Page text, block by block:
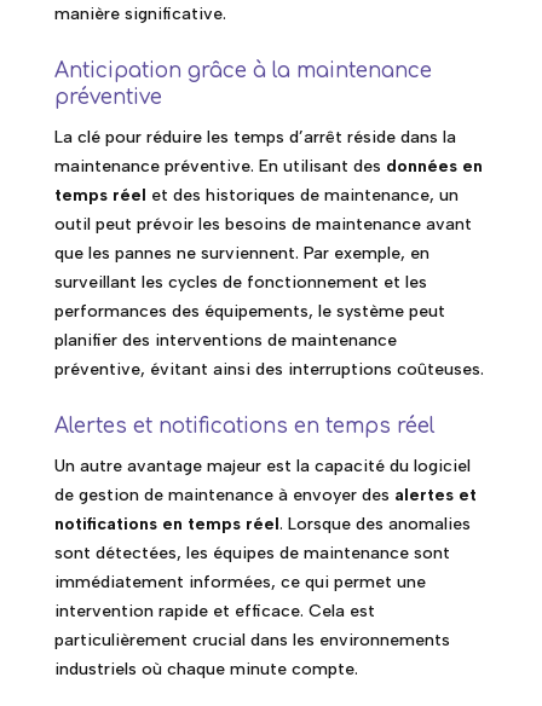
manière significative.
Anticipation grâce à la maintenance
préventive
La clé pour réduire les temps d’arrêt réside dans la
maintenance préventive. En utilisant des données en
temps réel et des historiques de maintenance, un
outil peut prévoir les besoins de maintenance avant
que les pannes ne surviennent. Par exemple, en
surveillant les cycles de fonctionnement et les
performances des équipements, le système peut
planifier des interventions de maintenance
préventive, évitant ainsi des interruptions coûteuses.
Alertes et notifications en temps réel
Un autre avantage majeur est la capacité du logiciel
de gestion de maintenance à envoyer des alertes et
notifications en temps réel. Lorsque des anomalies
sont détectées, les équipes de maintenance sont
immédiatement informées, ce qui permet une
intervention rapide et efficace. Cela est
particulièrement crucial dans les environnements
industriels où chaque minute compte.